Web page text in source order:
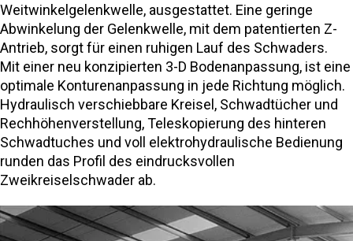
Weitwinkelgelenkwelle, ausgestattet. Eine geringe
Abwinkelung der Gelenkwelle, mit dem patentierten Z-
Antrieb, sorgt für einen ruhigen Lauf des Schwaders.
Mit einer neu konzipierten 3-D Bodenanpassung, ist eine
optimale Konturenanpassung in jede Richtung möglich.
Hydraulisch verschiebbare Kreisel, Schwadtücher und
Rechhöhenverstellung, Teleskopierung des hinteren
Schwadtuches und voll elektrohydraulische Bedienung
runden das Profil des eindrucksvollen
Zweikreiselschwader ab.